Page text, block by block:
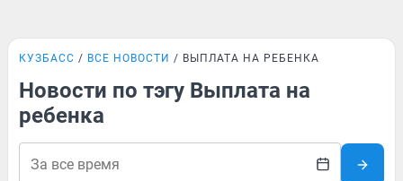
КУЗБАСС ВСЕ НОВОСТИ ВЫПЛАТА НА РЕБЕНКА
Новости по тэгу Выплата на
ребенка